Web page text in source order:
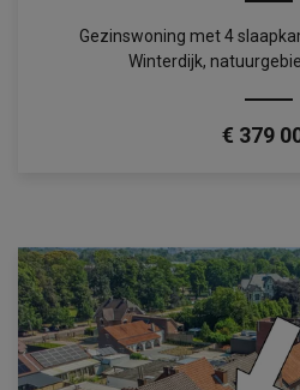
Gezinswoning met 4
Winterdijk,
€ 379